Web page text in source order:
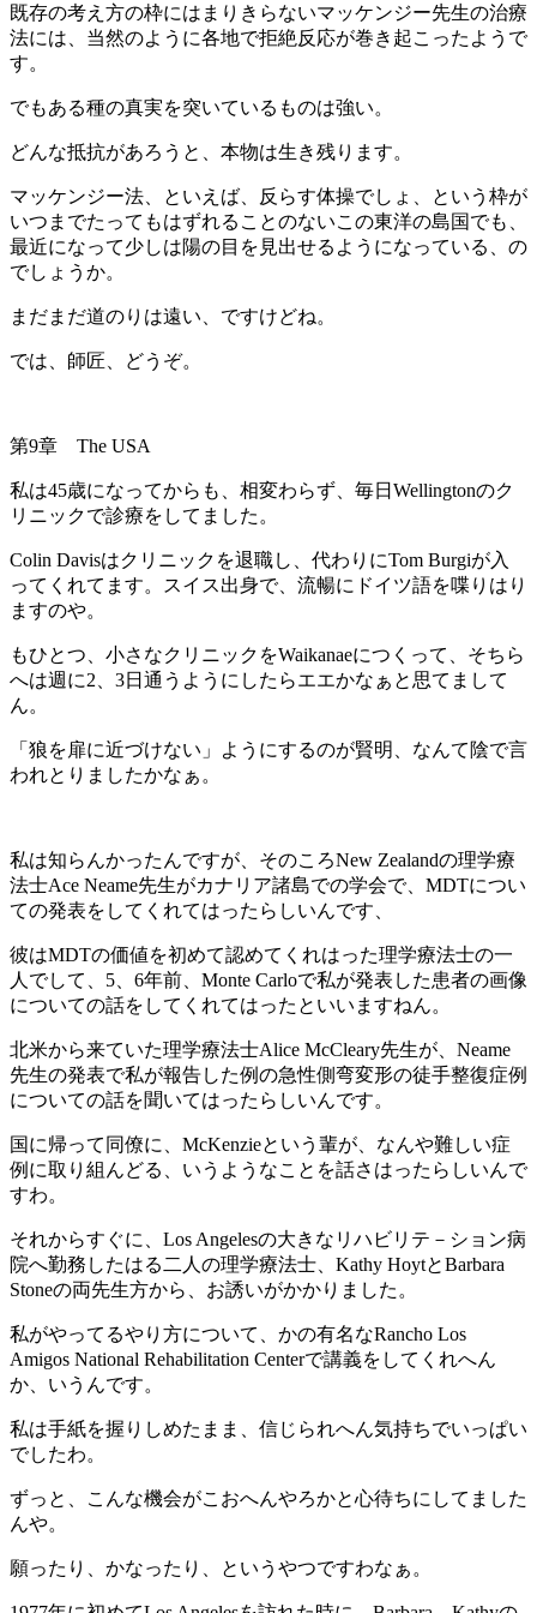
既存の考え方の枠にはまりきらないマッケンジー先生の治療
法には、当然のように各地で拒絶反応が巻き起こったようで
す。
でもある種の真実を突いているものは強い。
どんな抵抗があろうと、本物は生き残ります。
マッケンジー法、といえば、反らす体操でしょ、という枠が
いつまでたってもはずれることのないこの東洋の島国でも、
最近になって少しは陽の目を見出せるようになっている、の
でしょうか。
まだまだ道のりは遠い、ですけどね。
では、師匠、どうぞ。
第9章 The USA
私は45歳になってからも、相変わらず、毎日Wellingtonのク
リニックで診療をしてました。
Colin Davisはクリニックを退職し、代わりにTom Burgiが入
ってくれてます。スイス出身で、流暢にドイツ語を喋りはり
ますのや。
もひとつ、小さなクリニックをWaikanaeにつくって、そちら
へは週に2、3日通うようにしたらエエかなぁと思てまして
ん。
「狼を扉に近づけない」ようにするのが賢明、なんて陰で言
われとりましたかなぁ。
私は知らんかったんですが、そのころNew Zealandの理学療
法士Ace Neame先生がカナリア諸島での学会で、MDTについ
ての発表をしてくれてはったらしいんです、
彼はMDTの価値を初めて認めてくれはった理学療法士の一
人でして、5、6年前、Monte Carloで私が発表した患者の画像
についての話をしてくれてはったといいますねん。
北米から来ていた理学療法士Alice McCleary先生が、Neame
先生の発表で私が報告した例の急性側弯変形の徒手整復症例
についての話を聞いてはったらしいんです。
国に帰って同僚に、McKenzieという輩が、なんや難しい症
例に取り組んどる、いうようなことを話さはったらしいんで
すわ。
それからすぐに、Los Angelesの大きなリハビリテ－ション病
院へ勤務したはる二人の理学療法士、Kathy HoytとBarbara
Stoneの両先生方から、お誘いがかかりました。
私がやってるやり方について、かの有名なRancho Los
Amigos National Rehabilitation Centerで講義をしてくれへん
か、いうんです。
私は手紙を握りしめたまま、信じられへん気持ちでいっぱい
でしたわ。
ずっと、こんな機会がこおへんやろかと心待ちにしてました
んや。
願ったり、かなったり、というやつですわなぁ。